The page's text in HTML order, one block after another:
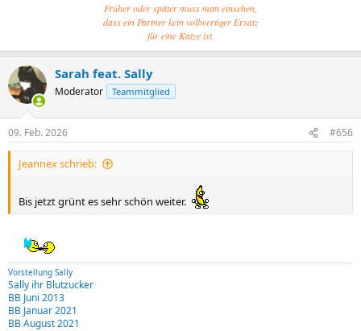
Früher oder später muss man einsehen,
dass ein Partner kein vollwertiger Ersatz
für eine Katze ist.
Sarah feat. Sally
Moderator Teammitglied
09. Feb. 2026 #656
Jeannex schrieb:
Bis jetzt grünt es sehr schön weiter.
Vorstellung Sally
Sally ihr Blutzucker
BB Juni 2013
BB Januar 2021
BB August 2021